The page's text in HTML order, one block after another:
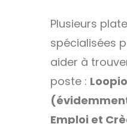
Plusieurs
spécialisées
aider à
poste :
Emploi et